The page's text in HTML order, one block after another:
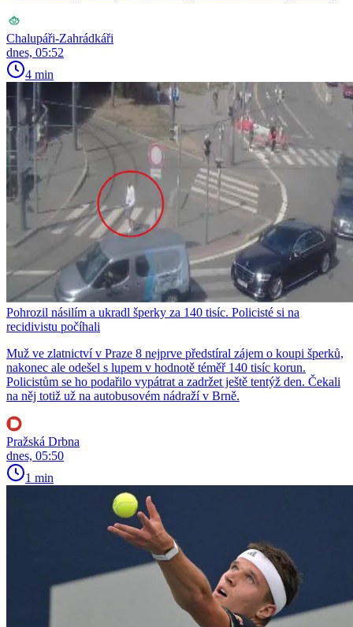
Chalupáři-Zahrádkáři
dnes, 05:52
4 min
Pohrozil násilím a ukradl šperky za 140 tisíc. Policisté si na
recidivistu počíhali
Muž ve zlatnictví v Praze 8 nejprve předstíral zájem o koupi šperků,
nakonec ale odešel s lupem v hodnotě téměř 140 tisíc korun.
Policistům se ho podařilo vypátrat a zadržet ještě tentýž den. Čekali
na něj totiž už na autobusovém nádraží v Brně.
Pražská Drbna
dnes, 05:50
1 min